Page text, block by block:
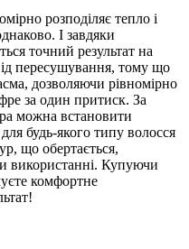
розподіляє тепло і
І завдяки
точний результат на
пересушування, тому що
дозволяючи рівномірно
за один притиск. За
можна встановити
будь-якого типу волосся
що обертається,
використанні. Купуючи
комфортне